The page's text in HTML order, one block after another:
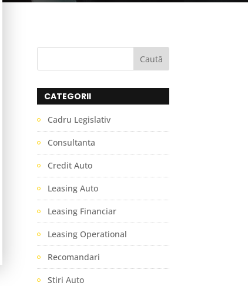
CATEGORII
Cadru Legislativ
Consultanta
Credit Auto
Leasing Auto
Leasing Financiar
Leasing Operational
Recomandari
Stiri Auto